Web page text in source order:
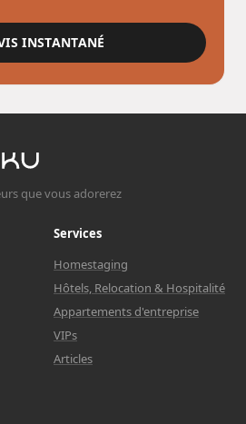
INSTANTANÉ
que vous adorerez
Services
Homestaging
Hôtels, Relocation & Hospitalité
Appartements d'entreprise
VIPs
Articles